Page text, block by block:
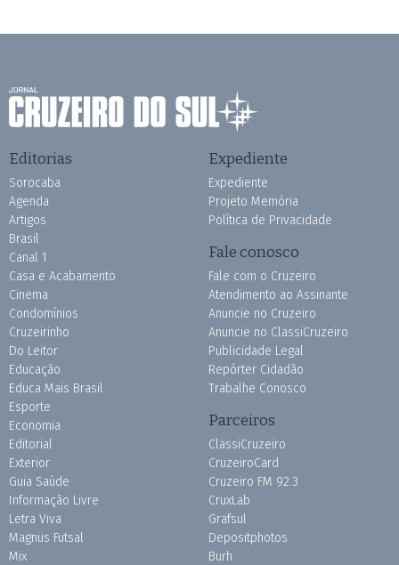
Editorias
Sorocaba
Agenda
Artigos
Brasil
Canal 1
Casa e Acabamento
Cinema
Condomínios
Cruzeirinho
Do Leitor
Educação
Educa Mais Brasil
Esporte
Economia
Editorial
Exterior
Guia Saúde
Informação Livre
Letra Viva
Magnus Futsal
Mix
Expediente
Expediente
Projeto Memória
Política de Privacidade
Fale conosco
Fale com o Cruzeiro
Atendimento ao Assinante
Anuncie no Cruzeiro
Anuncie no ClassiCruzeiro
Publicidade Legal
Repórter Cidadão
Trabalhe Conosco
Parceiros
ClassiCruzeiro
CruzeiroCard
Cruzeiro FM 92.3
CruxLab
Grafsul
Depositphotos
Burh